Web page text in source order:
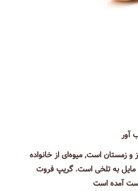
آور
زمستان است, میوه‌ای از خانواده
مایل به تلخی است. گریپ فروت
دست آمده است